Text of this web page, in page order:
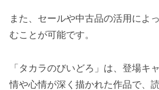
また、セールや中古品の活用によ
むことが可能です。
「タカラのびいどろ」は、登場キ
情や心情が深く描かれた作品で、